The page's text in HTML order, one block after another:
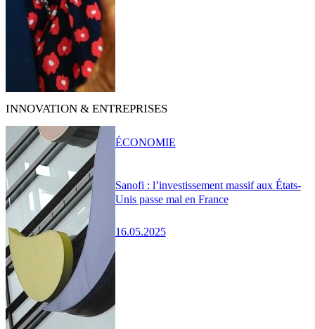
INNOVATION & ENTREPRISES
Sanofi : l’investissement massif aux États-
Unis passe mal en France
16.05.2025
ÉCONOMIE